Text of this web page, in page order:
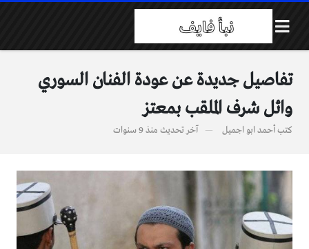
تفاصيل جديدة عن عودة الفنان السوري
وائل شرف الملقب بمعتز
كتبأحمد ابو اجميل آخر تحديث منذ 9 سنوات